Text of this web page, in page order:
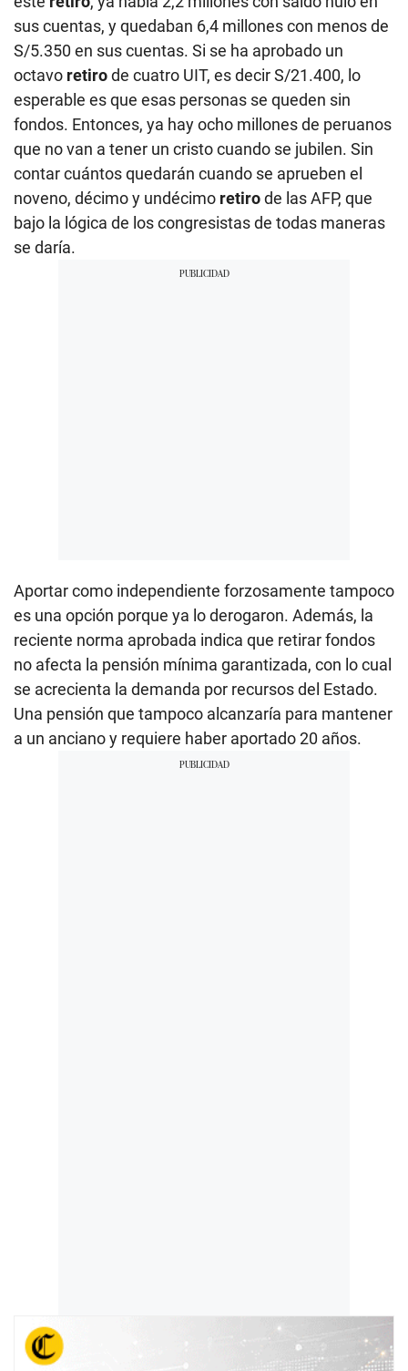
sus cuentas, y quedaban 6,4 millones con menos de
S/5.350 en sus cuentas. Si se ha aprobado un
octavo retirode cuatro UIT, es decir S/21.400, lo
esperable es que esas personas se queden sin
fondos. Entonces, ya hay ocho millones de peruanos
que no van a tener un cristo cuando se jubilen. Sin
contar cuántos quedarán cuando se aprueben el
noveno, décimo y undécimo retirode las AFP, que
bajo la lógica de los congresistas de todas maneras
se daría.
Aportar como independiente forzosamente tampoco
es una opción porque ya lo derogaron. Además, la
reciente norma aprobada indica que retirar fondos
no afecta la pensión mínima garantizada, con lo cual
se acrecienta la demanda por recursos del Estado.
Una pensión que tampoco alcanzaría para mantener
a un anciano y requiere haber aportado 20 años.